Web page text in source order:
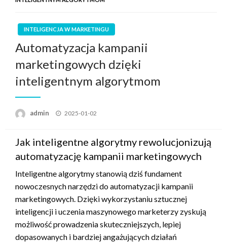
INTELIGENCJA W MARKETINGU
Automatyzacja kampanii
marketingowych dzięki
inteligentnym algorytmom
admin
Opublikowane
2025-01-02
Jak inteligentne algorytmy rewolucjonizują
automatyzację kampanii marketingowych
Inteligentne algorytmy stanowią dziś fundament
nowoczesnych narzędzi do automatyzacji kampanii
marketingowych. Dzięki wykorzystaniu sztucznej
inteligencji i uczenia maszynowego marketerzy zyskują
możliwość prowadzenia skuteczniejszych, lepiej
dopasowanych i bardziej angażujących działań